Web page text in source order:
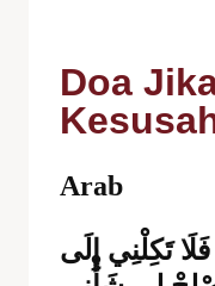
Doa
Arab
تَكِلْنِي إِلَى